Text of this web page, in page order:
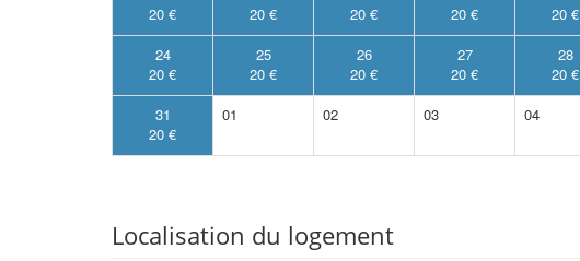
20 €
20 €
20 €
20 €
20 €
24
20 €
25
20 €
26
20 €
27
20 €
28
20 €
31
20 €
01 02 03 04
Localisation du logement